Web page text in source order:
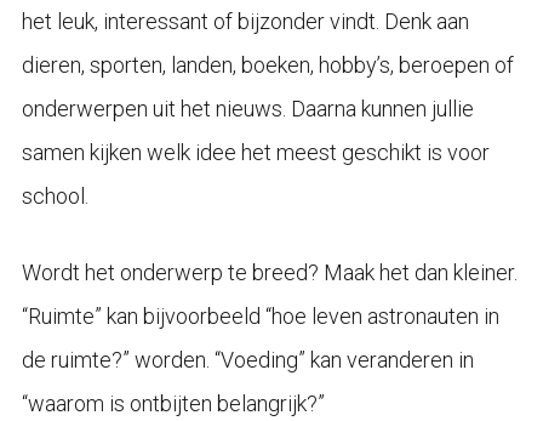
het leuk, interessant of bijzonder vindt. Denk aan
dieren, sporten, landen, boeken, hobby’s, beroepen of
onderwerpen uit het nieuws. Daarna kunnen jullie
samen kijken welk idee het meest geschikt is voor
school.
Wordt het onderwerp te breed? Maak het dan kleiner.
“Ruimte” kan bijvoorbeeld “hoe leven astronauten in
de ruimte?” worden. “Voeding” kan veranderen in
“waarom is ontbijten belangrijk?”